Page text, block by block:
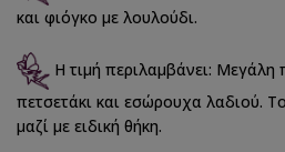
και φιόγκο με λουλούδι.
Η τιμή περιλαμβάνει: Μεγάλη
πετσετάκι και εσώρουχα λαδιού.
μαζί με ειδική θήκη.